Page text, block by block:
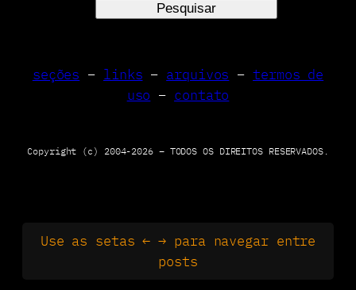
r
Pesquisar
seções – links – arquivos –termos de
uso – contato
Copyright (c) 2004-2026 – TODOS OS DIREITOS RESERVADOS.
Use as setas ← → para navegar entre
posts